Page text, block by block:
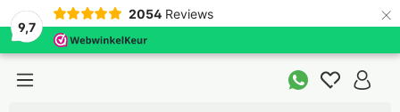
9,7
2054 Reviews ×